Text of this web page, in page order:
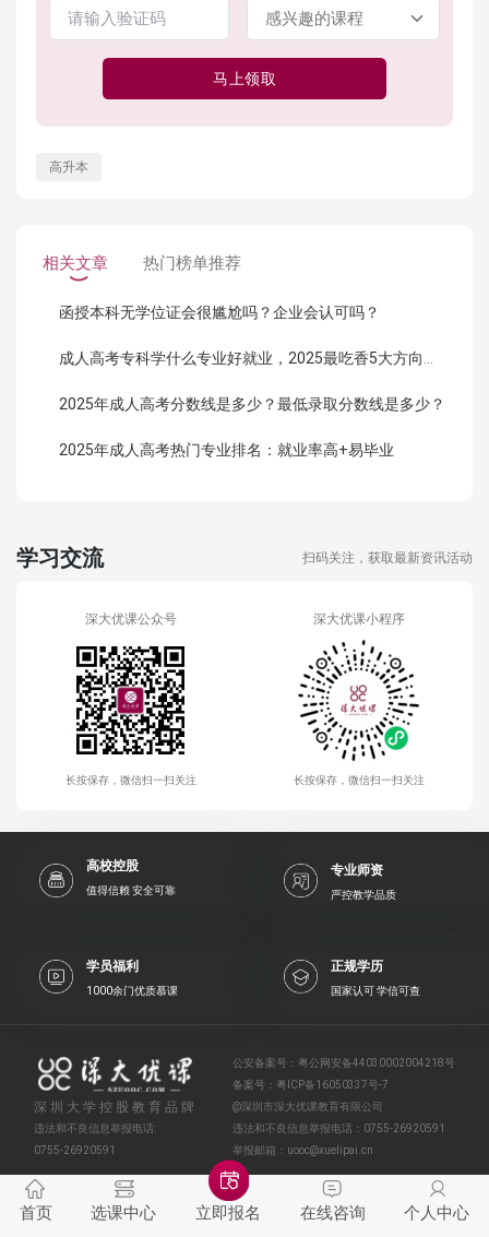
马上领取
高升本
相关文章 热门榜单推荐
函授本科无学位证会很尴尬吗？企业会认可吗？
成人高考专科学什么专业好就业，2025最吃香5大方向曝光！
2025年成人高考分数线是多少？最低录取分数线是多少？
2025年成人高考热门专业排名：就业率高+易毕业
学习交流 扫码关注，获取最新资讯活动
深大优课公众号
长按保存，微信扫一扫关注
深大优课小程序
长按保存，微信扫一扫关注
高校控股
值得信赖 安全可靠
专业师资
严控教学品质
学员福利
1000余门优质慕课
正规学历
国家认可 学信可查
深圳大学控股教育品牌
违法和不良信息举报电话:
0755-26920591
公安备案号： 粤公网安备44030002004218号
备案号： 粤ICP备16050337号-7
@深圳市深大优课教育有限公司
违法和不良信息举报电话： 0755-26920591
举报邮箱： uooc@xuelipai.cn
首页 选课中心 立即报名 在线咨询 个人中心